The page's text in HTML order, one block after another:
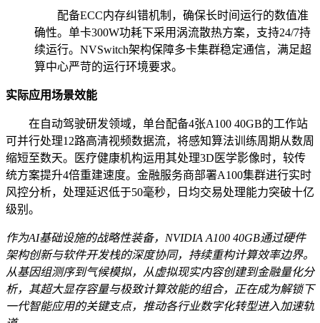
配备ECC内存纠错机制，确保长时间运行的数值准
确性。单卡300W功耗下采用涡流散热方案，支持24/7持
续运行。NVSwitch架构保障多卡集群稳定通信，满足超
算中心严苛的运行环境要求。
实际应用场景效能
在自动驾驶研发领域，单台配备4张A100 40GB的工作站
可并行处理12路高清视频数据流，将感知算法训练周期从数周
缩短至数天。医疗健康机构运用其处理3D医学影像时，较传
统方案提升4倍重建速度。金融服务商部署A100集群进行实时
风控分析，处理延迟低于50毫秒，日均交易处理能力突破十亿
级别。
作为AI基础设施的战略性装备，NVIDIA A100 40GB通过硬件
架构创新与软件开发栈的深度协同，持续重构计算效率边界。
从基因组测序到气候模拟，从虚拟现实内容创建到金融量化分
析，其超大显存容量与极致计算效能的组合，正在成为解锁下
一代智能应用的关键支点，推动各行业数字化转型进入加速轨